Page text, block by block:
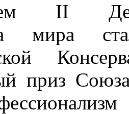
II
мира
приз